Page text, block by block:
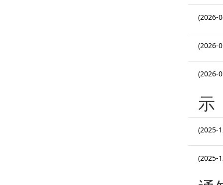
(2026-
(2026-
(2026-
示
(2025-
(2025-